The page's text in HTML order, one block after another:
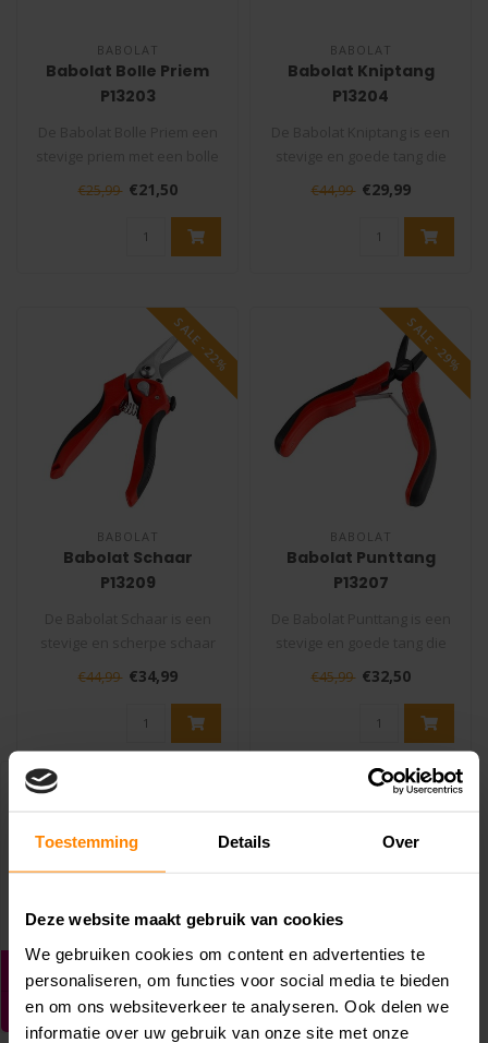
Toestemming Details Over
Deze website maakt gebruik van cookies
We gebruiken cookies om content en advertenties te
personaliseren, om functies voor social media te bieden
en om ons websiteverkeer te analyseren. Ook delen we
informatie over uw gebruik van onze site met onze
BABOLAT
Babolat Bolle Priem
P13203
punt die niet mag ontbrek..
€25,99 €21,50
BABOLAT
Babolat Kniptang
P13204
niet mag ontbreken in uw
€44,99 €29,99
SALE -22%
BABOLAT
Babolat Schaar
P13209
die niet mag ontbreken in
€44,99 €34,99
SALE -29%
BABOLAT
Babolat Punttang
P13207
niet mag ontbreken in uw
€45,99 €32,50